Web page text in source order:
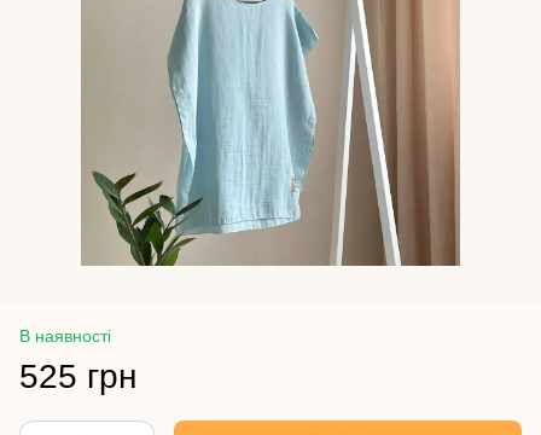
В наявності
525 грн